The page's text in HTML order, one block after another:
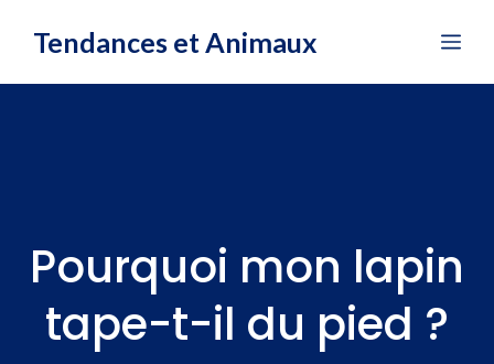
Tendances et Animaux
Pourquoi mon lapin
tape-t-il du pied ?